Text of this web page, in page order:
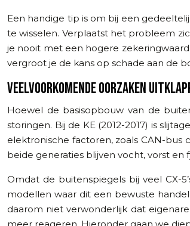
Een handige tip is om bij een
te wisselen. Verplaatst het probleem
je nooit met een hogere
vergroot je de kans op schade aan de
VEELVOORKOMENDE OORZAKEN
Hoewel de basisopbouw van de
storingen. Bij de KE (2012-2017) is
elektronische factoren, zoals CAN-
beide generaties blijven vocht, vorst
Omdat de buitenspiegels bij veel CX-
modellen waar dit een bewuste
daarom niet verwonderlijk dat